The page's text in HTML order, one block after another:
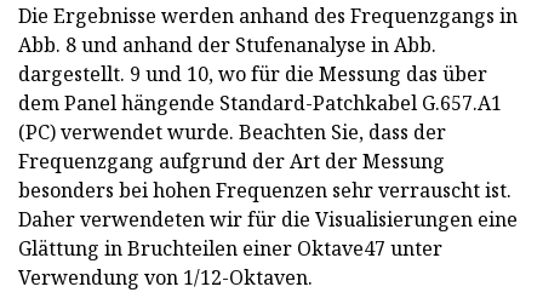
Die Ergebnisse werden anhand des Frequenzgangs in
Abb. 8 und anhand der Stufenanalyse in Abb.
dargestellt. 9 und 10, wo für die Messung das über
dem Panel hängende Standard-Patchkabel G.657.A1
(PC) verwendet wurde. Beachten Sie, dass der
Frequenzgang aufgrund der Art der Messung
besonders bei hohen Frequenzen sehr verrauscht ist.
Daher verwendeten wir für die Visualisierungen eine
Glättung in Bruchteilen einer Oktave47 unter
Verwendung von 1/12-Oktaven.